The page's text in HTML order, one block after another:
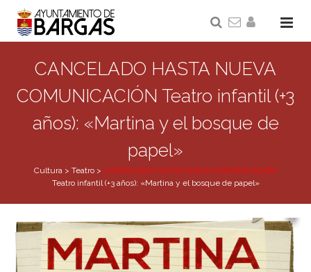
CANCELADO HASTA NUEVA
COMUNICACIÓN Teatro infantil (+3
años): «Martina y el bosque de
papel»
Cultura > Teatro > CANCELADO HASTA NUEVA COMUNICACIÓN
Teatro infantil (+3 años): «Martina y el bosque de papel»